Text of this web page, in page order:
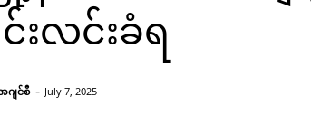
င်းလင်းခံရ
ျင်စီ - July 7, 2025